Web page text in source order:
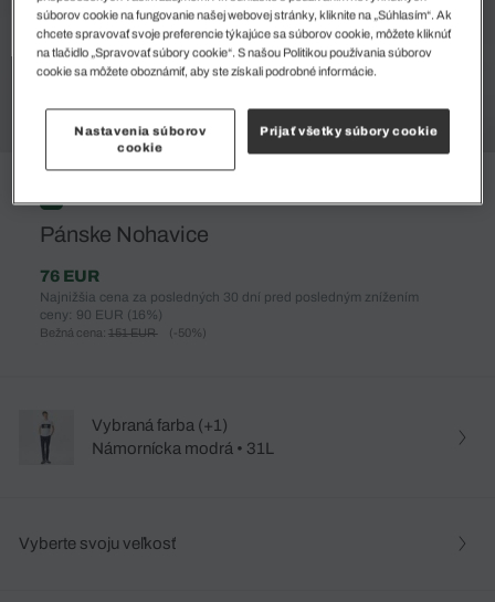
%
Pánske Nohavice
76 EUR
Najnižšia cena za posledných 30 dní pred posledným znížením
ceny: 90 EUR (16%)
Bežná cena: 151 EUR (-50%)
Vybraná farba (+1)
Námornícka modrá • 31L
Vyberte svoju veľkosť
súborov cookie na fungovanie našej webovej stránky, kliknite na „Súhlasím“. Ak
chcete spravovať svoje preferencie týkajúce sa súborov cookie, môžete kliknúť
na tlačidlo „Spravovať súbory cookie“. S našou Politikou používania súborov
cookie sa môžete oboznámiť, aby ste získali podrobné informácie.
Nastavenia súborov
cookie
Prijať všetky súbory cookie